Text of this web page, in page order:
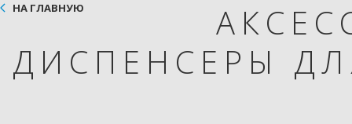
НА ГЛАВНУЮ
ДИСПЕНСЕРЫ